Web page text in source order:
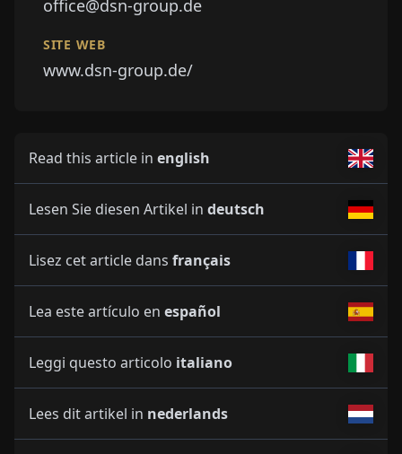
office@dsn-group.de
SITE WEB
www.dsn-group.de/
Read this article in english
Lesen Sie diesen Artikel in deutsch
Lisez cet article dans français
Lea este artículo en español
Leggi questo articolo italiano
Lees dit artikel in nederlands